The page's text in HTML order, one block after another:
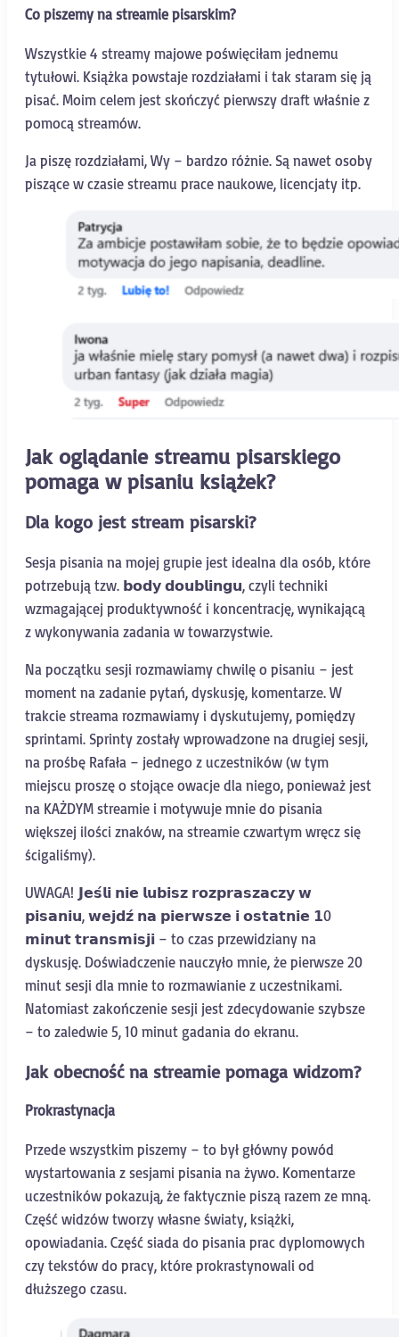
Co piszemy na streamie pisarskim?
Wszystkie 4 streamy majowe poświęciłam jednemu
tytułowi. Książka powstaje rozdziałami i tak staram się ją
pisać. Moim celem jest skończyć pierwszy draft właśnie z
pomocą streamów.
Ja piszę rozdziałami, Wy – bardzo różnie. Są nawet osoby
piszące w czasie streamu prace naukowe, licencjaty itp.
Jak oglądanie streamu pisarskiego
pomaga w pisaniu książek?
Dla kogo jest stream pisarski?
Sesja pisania na mojej grupie jest idealna dla osób, które
potrzebują tzw. 𝗯𝗼𝗱𝘆 𝗱𝗼𝘂𝗯𝗹𝗶𝗻𝗴𝘂, czyli techniki
wzmagającej produktywność i koncentrację, wynikającą
z wykonywania zadania w towarzystwie.
Na początku sesji rozmawiamy chwilę o pisaniu – jest
moment na zadanie pytań, dyskusję, komentarze. W
trakcie streama rozmawiamy i dyskutujemy, pomiędzy
sprintami. Sprinty zostały wprowadzone na drugiej sesji,
na prośbę Rafała – jednego z uczestników (w tym
miejscu proszę o stojące owacje dla niego, ponieważ jest
na KAŻDYM streamie i motywuje mnie do pisania
większej ilości znaków, na streamie czwartym wręcz się
ścigaliśmy).
UWAGA! 𝗝𝗲𝘀́𝗹𝗶 𝗻𝗶𝗲 𝗹𝘂𝗯𝗶𝘀𝘇 𝗿𝗼𝘇𝗽𝗿𝗮𝘀𝘇𝗮𝗰𝘇𝘆 𝘄
𝗽𝗶𝘀𝗮𝗻𝗶𝘂, 𝘄𝗲𝗷𝗱𝘇́ 𝗻𝗮 𝗽𝗶𝗲𝗿𝘄𝘀𝘇𝗲 𝗶 𝗼𝘀𝘁𝗮𝘁𝗻𝗶𝗲 𝟭0
𝗺𝗶𝗻𝘂𝘁 𝘁𝗿𝗮𝗻𝘀𝗺𝗶𝘀𝗷𝗶 – to czas przewidziany na
dyskusję. Doświadczenie nauczyło mnie, że pierwsze 20
minut sesji dla mnie to rozmawianie z uczestnikami.
Natomiast zakończenie sesji jest zdecydowanie szybsze
– to zaledwie 5, 10 minut gadania do ekranu.
Jak obecność na streamie pomaga widzom?
Prokrastynacja
Przede wszystkim piszemy – to był główny powód
wystartowania z sesjami pisania na żywo. Komentarze
uczestników pokazują, że faktycznie piszą razem ze mną.
Część widzów tworzy własne światy, książki,
opowiadania. Część siada do pisania prac dyplomowych
czy tekstów do pracy, które prokrastynowali od
dłuższego czasu.